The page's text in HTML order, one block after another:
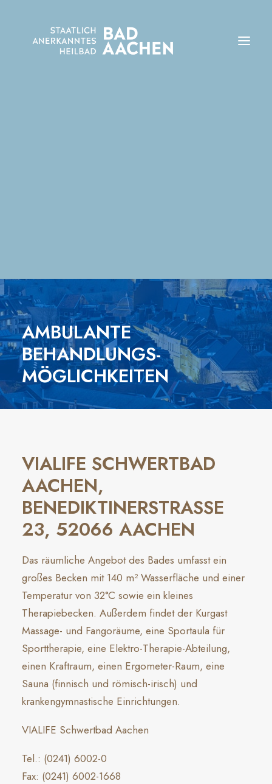
AMBULANTE
BEHANDLUNGS­
MÖGLICHKEITEN
VIALIFE SCHWERTBAD
AACHEN,
BENEDIKTINERSTRASSE 2
3, 52066 AACHEN
Das räumliche Angebot des Bades umfasst ein
großes Becken mit 140 m² Wasserfläche und einer
Temperatur von 32°C sowie ein kleines
Therapiebecken. Außerdem findet der Kurgast
Massage- und Fangoräume, eine Sportaula für
Sporttherapie, eine Elektro-Therapie-Abteilung,
einen Kraftraum, einen Ergometer-Raum, eine
Sauna (finnisch und römisch-irisch) und
krankengymnastische Einrichtungen.
VIALIFE Schwertbad Aachen
Tel.: (0241) 6002-0
Fax: (0241) 6002-1668